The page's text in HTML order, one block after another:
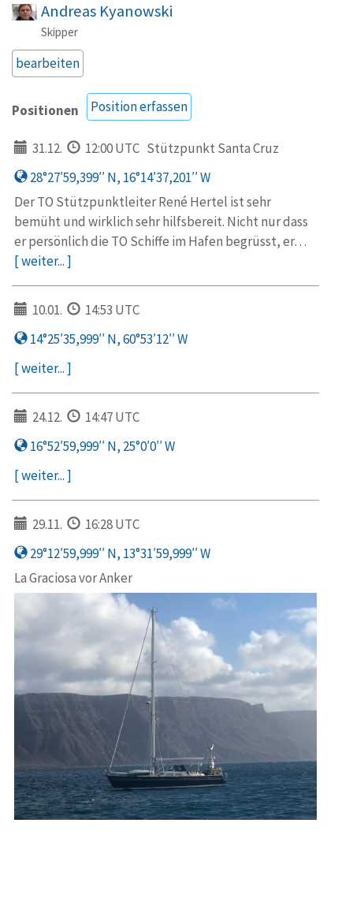
Andreas Kyanowski
Skipper
bearbeiten
Positionen Position erfassen
31.12. 12:00 UTC Stützpunkt Santa Cruz
28°27′59,399′′ N, 16°14′37,201′′ W
Der TO Stützpunktleiter René Hertel ist sehr
bemüht und wirklich sehr hilfsbereit. Nicht nur dass
er persönlich die TO Schiffe im Hafen begrüsst, er…
[ weiter... ]
10.01.
14:53 UTC
14°25′35,999′′ N, 60°53′12′′ W
[ weiter... ]
24.12.
14:47 UTC
16°52′59,999′′ N, 25°0′0′′ W
[ weiter... ]
29.11.
16:28 UTC
29°12′59,999′′ N, 13°31′59,999′′ W
La Graciosa vor Anker